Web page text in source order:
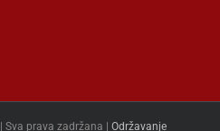
prava zadržana | Održavanje